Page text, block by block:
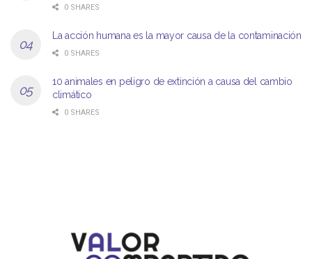
0 SHARES
La acción humana es la mayor causa de la contaminación
0 SHARES
10 animales en peligro de extinción a causa del cambio
climático
0 SHARES